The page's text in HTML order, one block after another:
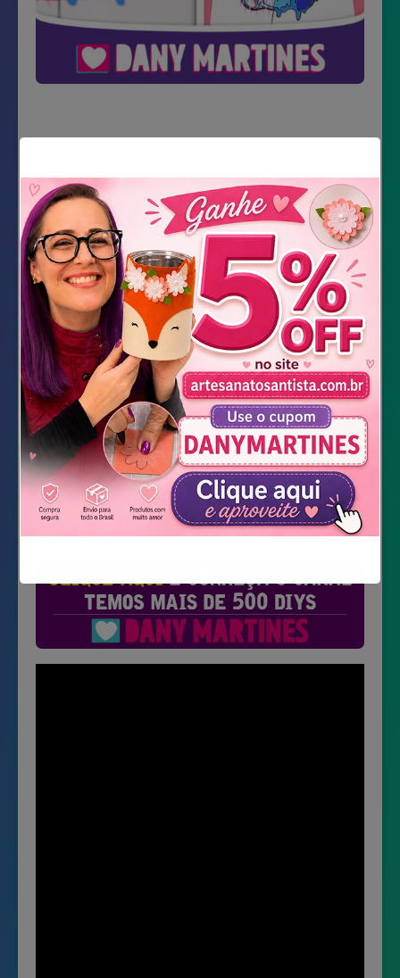
Material Necessário
Impressão do molde
Papel 180g
Canetas Posca coloridas
Lápis
Baixar Molde
Não mostrar novamente